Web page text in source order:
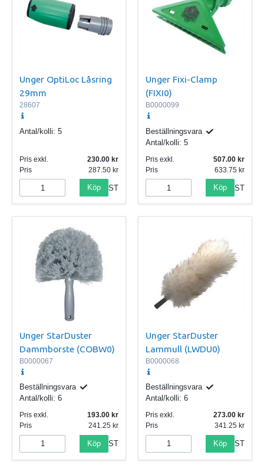
Unger OptiLoc Låsring
29mm
28607
Antal/kolli: 5
Pris exkl.
230.00
Pris
287.50
Köp ST
Unger Fixi-Clamp
(FIXI0)
B0000099
Beställningsvara
Antal/kolli: 5
Pris exkl.
507.00
Pris
633.75
Köp ST
Unger StarDuster
Dammborste (COBW0)
B0000067
Beställningsvara
Antal/kolli: 6
Pris exkl.
193.00
Pris
241.25
Köp ST
Unger StarDuster
Lammull (LWDU0)
B0000068
Beställningsvara
Antal/kolli: 6
Pris exkl.
273.00
Pris
341.25
Köp ST